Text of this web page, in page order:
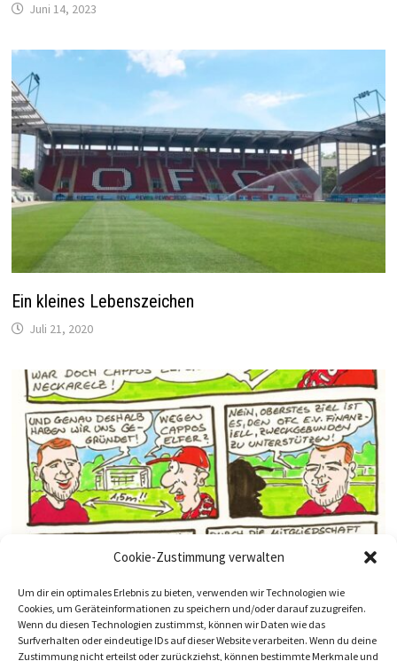
Cookie-Zustimmung verwalten
Um dir ein optimales Erlebnis zu bieten, verwenden wir Technologien wie
Cookies, um Geräteinformationen zu speichern und/oder darauf zuzugreifen.
Wenn du diesen Technologien zustimmst, können wir Daten wie das
Surfverhalten oder eindeutige IDs auf dieser Website verarbeiten. Wenn du deine
Zustimmung nicht erteilst oder zurückziehst, können bestimmte Merkmale und
Juni 14, 2023
Ein kleines Lebenszeichen
Juli 21, 2020
Förderverein-Comic
April 13, 2020